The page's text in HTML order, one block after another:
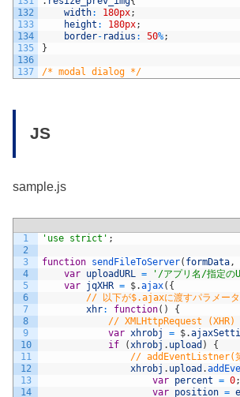
132
133
134
135
136
137
width: 180px;
height : 180px;
border- radius : 50%;
}
/* modal dialog */
JS
sample.js
1
2
3
4
5
6
7
8
9
10
11
12
13
14
'use strict' ;
function sendFileToServer( formData,
var uploadURL = '/アプリ名/指定の
var jqXHR = $.ajax( {
// 以下が$.ajaxに渡すパラメータ
xhr: function( )
{
// XMLHttpRequest (XHR)
var xhrobj = $.
if
(xhrobj . upload )
{
// addEventListner(第
xhrobj . upload .
var percent = 0;
var position =